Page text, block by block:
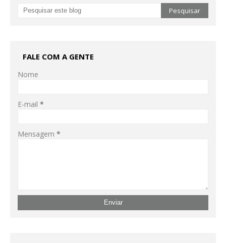
FALE COM A GENTE
Nome
E-mail *
Mensagem *